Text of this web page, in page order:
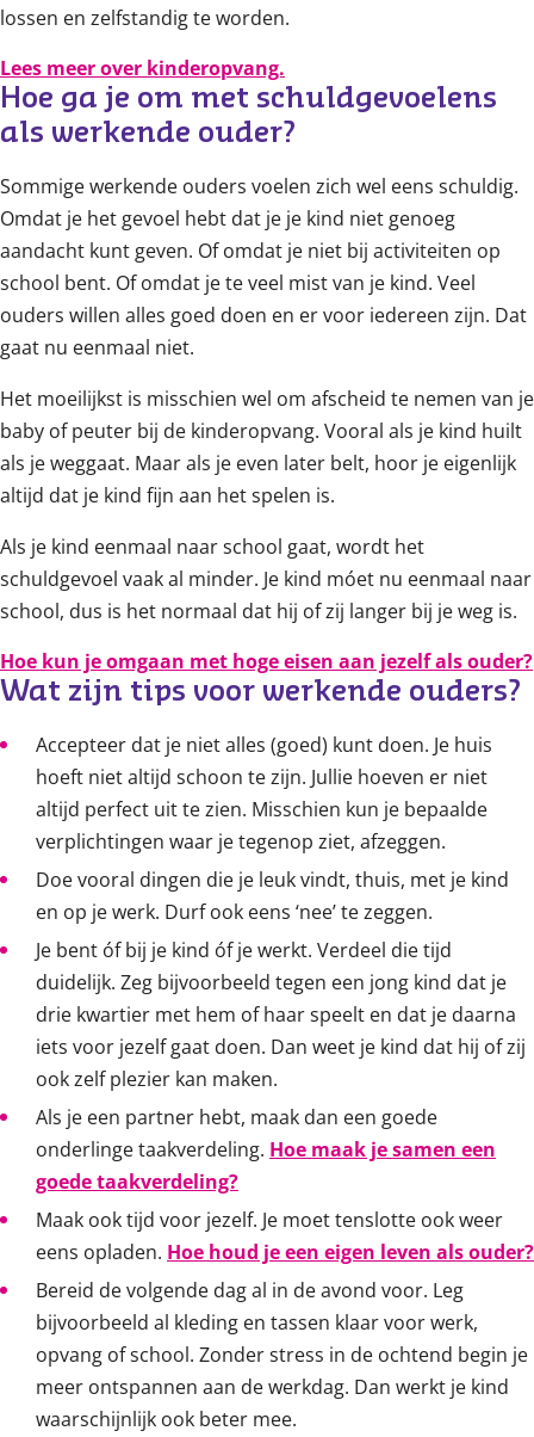
lossen en zelfstandig te worden.
Lees meer over kinderopvang.
Hoe ga je om met schuldgevoelens
als werkende ouder?
Sommige werkende ouders voelen zich wel eens schuldig.
Omdat je het gevoel hebt dat je je kind niet genoeg
aandacht kunt geven. Of omdat je niet bij activiteiten op
school bent. Of omdat je te veel mist van je kind. Veel
ouders willen alles goed doen en er voor iedereen zijn. Dat
gaat nu eenmaal niet.
Het moeilijkst is misschien wel om afscheid te nemen van je
baby of peuter bij de kinderopvang. Vooral als je kind huilt
als je weggaat. Maar als je even later belt, hoor je eigenlijk
altijd dat je kind fijn aan het spelen is.
Als je kind eenmaal naar school gaat, wordt het
schuldgevoel vaak al minder. Je kind móet nu eenmaal naar
school, dus is het normaal dat hij of zij langer bij je weg is.
Hoe kun je omgaan met hoge eisen aan jezelf als ouder?
Wat zijn tips voor werkende ouders?
Accepteer dat je niet alles (goed) kunt doen. Je huis
hoeft niet altijd schoon te zijn. Jullie hoeven er niet
altijd perfect uit te zien. Misschien kun je bepaalde
verplichtingen waar je tegenop ziet, afzeggen.
Doe vooral dingen die je leuk vindt, thuis, met je kind
en op je werk. Durf ook eens ‘nee’ te zeggen.
Je bent óf bij je kind óf je werkt. Verdeel die tijd
duidelijk. Zeg bijvoorbeeld tegen een jong kind dat je
drie kwartier met hem of haar speelt en dat je daarna
iets voor jezelf gaat doen. Dan weet je kind dat hij of zij
ook zelf plezier kan maken.
Als je een partner hebt, maak dan een goede
onderlinge taakverdeling. Hoe maak je samen een
goede taakverdeling?
Maak ook tijd voor jezelf. Je moet tenslotte ook weer
eens opladen. Hoe houd je een eigen leven als ouder?
Bereid de volgende dag al in de avond voor. Leg
bijvoorbeeld al kleding en tassen klaar voor werk,
opvang of school. Zonder stress in de ochtend begin je
meer ontspannen aan de werkdag. Dan werkt je kind
waarschijnlijk ook beter mee.